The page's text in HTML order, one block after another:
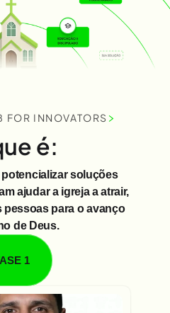
FOR INNOVATORS >
é:
soluções
ajudar a igreja a atrair,
pessoas para o avanço
de Deus.
1